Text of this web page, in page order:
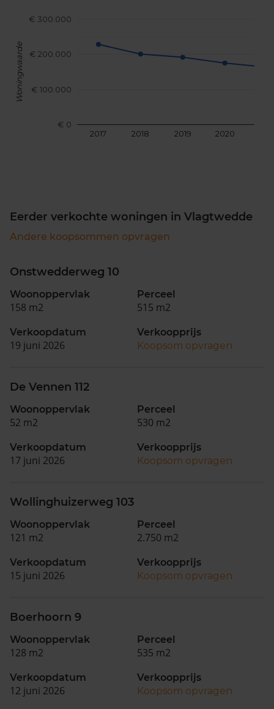
2017 2018 2019 2020
€ 0
€ 100.000
€ 200.000
€ 300.000
Woningwaarde
Eerder verkochte woningen in Vlagtwedde
Andere koopsommen opvragen
Onstwedderweg 10
Woonoppervlak
158 m2
Perceel
515 m2
Verkoopdatum
19 juni 2026
Verkoopprijs
Koopsom opvragen
De Vennen 112
Woonoppervlak
52 m2
Perceel
530 m2
Verkoopdatum
17 juni 2026
Verkoopprijs
Koopsom opvragen
Wollinghuizerweg 103
Woonoppervlak
121 m2
Perceel
2.750 m2
Verkoopdatum
15 juni 2026
Verkoopprijs
Koopsom opvragen
Boerhoorn 9
Woonoppervlak
128 m2
Perceel
535 m2
Verkoopdatum
12 juni 2026
Verkoopprijs
Koopsom opvragen